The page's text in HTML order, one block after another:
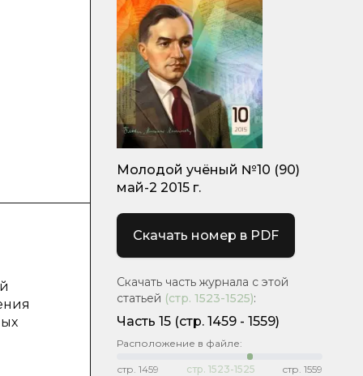
Молодой учёный №10 (90)
май-2 2015 г.
Скачать номер в PDF
Скачать часть журнала с этой
статьей (стр. 1523-1525):
Часть 15 (cтр. 1459 - 1559)
Расположение в файле:
стр. 1459 стр. 1523-1525 стр. 1559